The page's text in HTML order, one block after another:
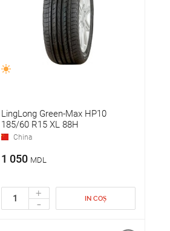
LingLong Green-Max HP10
185/60 R15 XL 88H
China
1 050 MDL
+
- IN COȘ